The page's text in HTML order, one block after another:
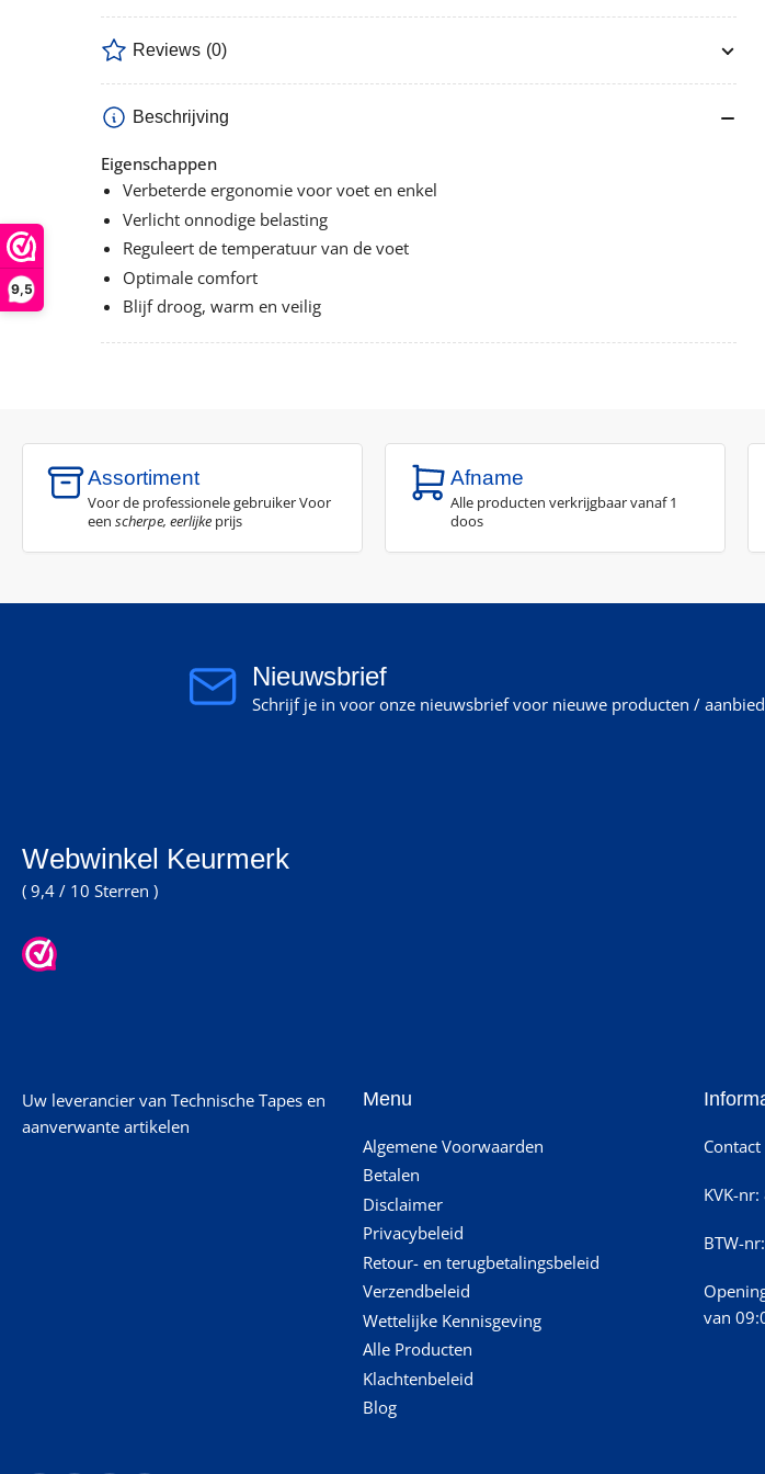
9,5
Reviews (0)
Beschrijving
Eigenschappen
Verbeterde ergonomie voor voet en enkel
Verlicht onnodige belasting
Reguleert de temperatuur van de voet
Optimale comfort
Blijf droog, warm en veilig
Assortiment
Voor de professionele gebruiker Voor
een scherpe, eerlijke prijs
Afname
Alle producten verkrijgbaar vanaf 1
doos
Nieuwsbrief
Schrijf je in voor onze nieuwsbrief voor nieuwe producten /
Webwinkel Keurmerk
( 9,4 / 10 Sterren )
Uw leverancier van Technische Tapes en
aanverwante artikelen
Menu
Algemene Voorwaarden
Betalen
Disclaimer
Privacybeleid
Retour- en terugbetalingsbeleid
Verzendbeleid
Wettelijke Kennisgeving
Alle Producten
Klachtenbeleid
Blog
KVK-
BTW-
van